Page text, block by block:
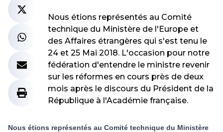
Nous étions représentés au Comité
technique du Ministère de l'Europe et
des Affaires étrangères qui s'est tenu le
24 et 25 Mai 2018. L'occasion pour notre
fédération d'entendre le ministre revenir
sur les réformes en cours près de deux
mois après le discours du Président de la
République à l'Académie française.
Nous étions représentés au Comité technique du Ministère